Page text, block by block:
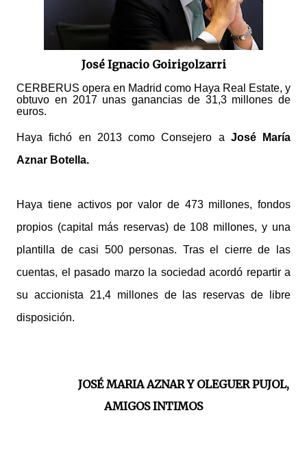
José Ignacio Goirigolzarri
CERBERUS opera en Madrid como Haya Real Estate, y
obtuvo en 2017 unas ganancias de 31,3 millones de
euros.
Haya fichó en 2013 como Consejero a José María
Aznar Botella.
Haya tiene activos por valor de 473 millones, fondos
propios (capital más reservas) de 108 millones, y una
plantilla de casi 500 personas. Tras el cierre de las
cuentas, el pasado marzo la sociedad acordó repartir a
su accionista 21,4 millones de las reservas de libre
disposición.
JOSÉ MARIA AZNAR Y OLEGUER PUJOL,
AMIGOS INTIMOS